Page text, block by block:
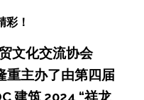
彩！
文化交流协会
重主办了由第四届
建筑 2024 “祥龙